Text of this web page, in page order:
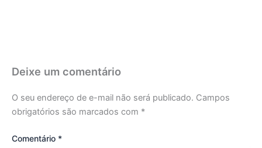
Deixe um comentário
O seu endereço de e-mail não será publicado. Campos
obrigatórios são marcados com *
Comentário *